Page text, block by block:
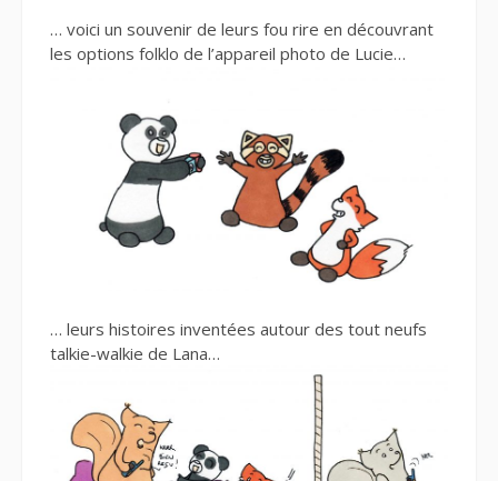
… voici un souvenir de leurs fou rire en découvrant
les options folklo de l’appareil photo de Lucie…
… leurs histoires inventées autour des tout neufs
talkie-walkie de Lana…